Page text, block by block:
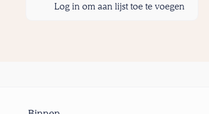
Log in om aan lijst toe te voegen